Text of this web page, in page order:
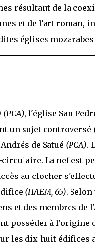
résultant de la
et de l'art roman,
églises mozarabes
(PCA), l'église San
un sujet controversé
de Satué (PCA).
La nef est
au clocher
(HAEM, 65).
et des membres de
posséder à l'origine
les dix-huit édifices